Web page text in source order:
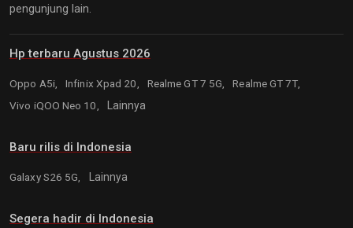
pengunjung lain.
Hp terbaru Agustus 2026
Oppo A5i, Infinix Xpad 20, Realme GT 7 5G,
Realme GT 7T,
Vivo iQOO Neo 10,
Lainnya
Baru rilis di Indonesia
Galaxy S26 5G, Lainnya
Segera hadir di Indonesia